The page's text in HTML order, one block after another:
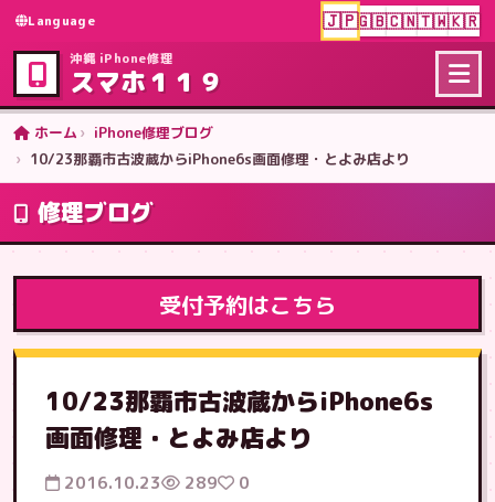
Language 🇯🇵🇬🇧🇨🇳🇹🇼🇰🇷
沖縄 iPhone修理
スマホ１１９
ホーム
iPhone修理ブログ
10/23那覇市古波蔵からiPhone6s画面修理・とよみ店より
修理ブログ
受付予約はこちら
10/23那覇市古波蔵からiPhone6s
画面修理・とよみ店より
2016.10.23 289 0